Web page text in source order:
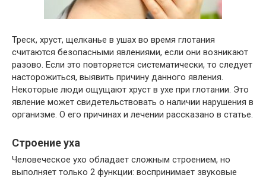
Треск, хруст, щелканье в ушах во время глотания
считаются безопасными явлениями, если они возникают
разово. Если это повторяется систематически, то следует
насторожиться, выявить причину данного явления.
Некоторые люди ощущают хруст в ухе при глотании. Это
явление может свидетельствовать о наличии нарушения в
организме. О его причинах и лечении рассказано в статье.
Строение уха
Человеческое ухо обладает сложным строением, но
выполняет только 2 функции: воспринимает звуковые